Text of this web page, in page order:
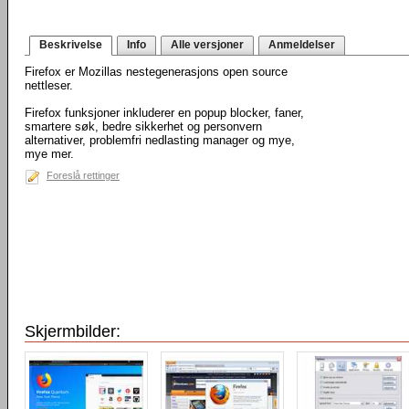
Beskrivelse Info Alle versjoner Anmeldelser
Firefox er Mozillas nestegenerasjons open source
nettleser.
Firefox funksjoner inkluderer en popup blocker, faner,
smartere søk, bedre sikkerhet og personvern
alternativer, problemfri nedlasting manager og mye,
mye mer.
Foreslå rettinger
Skjermbilder: